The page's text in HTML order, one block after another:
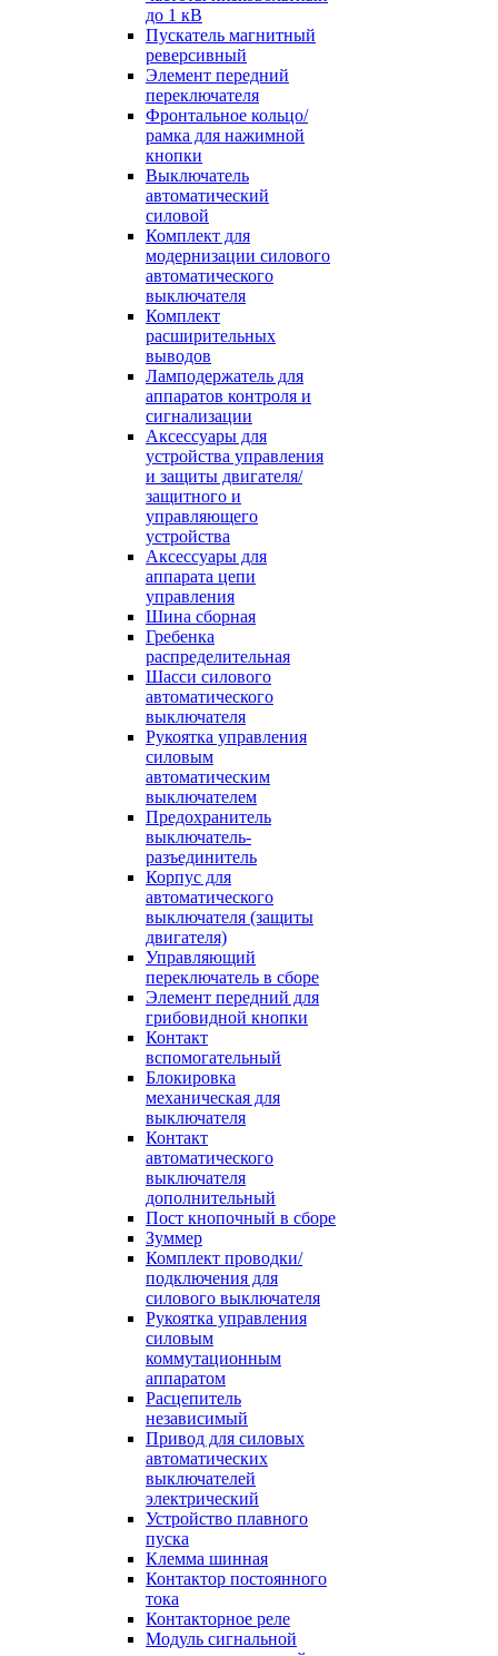
до 1 кВ
Пускатель магнитный
реверсивный
Элемент передний
переключателя
Фронтальное кольцо/
рамка для нажимной
кнопки
Выключатель
автоматический
силовой
Комплект для
модернизации силового
автоматического
выключателя
Комплект
расширительных
выводов
Ламподержатель для
аппаратов контроля и
сигнализации
Аксессуары для
устройства управления
и защиты двигателя/
защитного и
управляющего
устройства
Аксессуары для
аппарата цепи
управления
Шина сборная
Гребенка
распределительная
Шасси силового
автоматического
выключателя
Рукоятка управления
силовым
автоматическим
выключателем
Предохранитель
выключатель-
разъединитель
Корпус для
автоматического
выключателя (защиты
двигателя)
Управляющий
переключатель в сборе
Элемент передний для
грибовидной кнопки
Контакт
вспомогательный
Блокировка
механическая для
выключателя
Контакт
автоматического
выключателя
дополнительный
Пост кнопочный в сборе
Зуммер
Комплект проводки/
подключения для
силового выключателя
Рукоятка управления
силовым
коммутационным
аппаратом
Расцепитель
независимый
Привод для силовых
автоматических
выключателей
электрический
Устройство плавного
пуска
Клемма шинная
Контактор постоянного
тока
Контакторное реле
Модуль сигнальной